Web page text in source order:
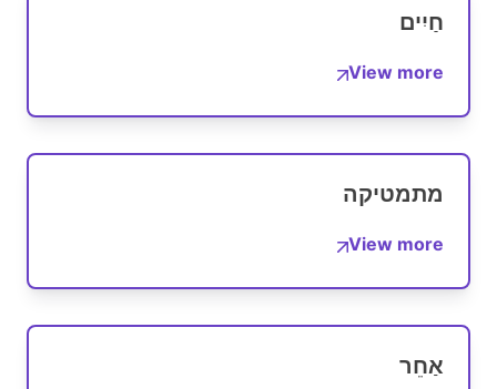
חַיִים
View more
מתמטיקה
View more
אַחֵר